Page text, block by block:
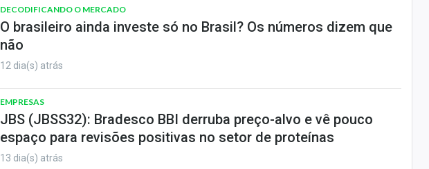
DECODIFICANDO O MERCADO
O brasileiro ainda investe só no Brasil? Os números dizem que
não
12 dia(s) atrás
EMPRESAS
JBS (JBSS32): Bradesco BBI derruba preço-alvo e vê pouco
espaço para revisões positivas no setor de proteínas
13 dia(s) atrás